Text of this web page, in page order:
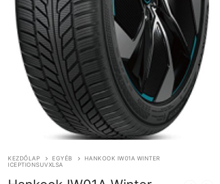
KEZDŐLAP EGYÉB
HANKOOK IW01A WINTER
ICEPTIONSUVXLSA